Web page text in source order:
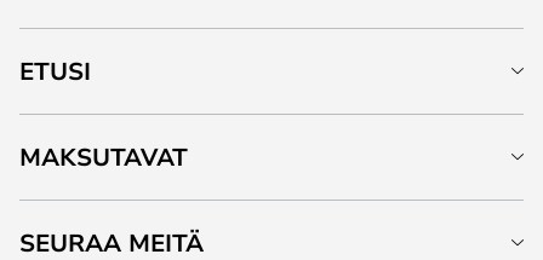
ETUSI
MAKSUTAVAT
SEURAA MEITÄ